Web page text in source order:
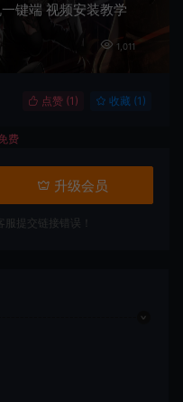
键端 视频安装教学
1,011
点赞 (1 ) 收藏 (1)
费
升级会员
提交链接错误！